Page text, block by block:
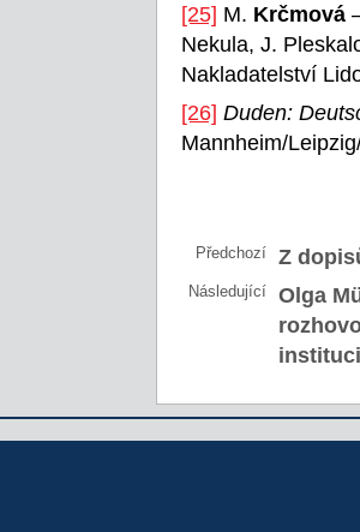
[25] M. Krčmová
Nekula, J.
Nakladatelství
[26] Duden:
Mannheim/
Předchozí Z
Následující
Olga